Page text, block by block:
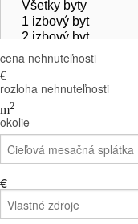
cena nehnuteľnosti
€
rozloha nehnuteľnosti
m2
okolie
€